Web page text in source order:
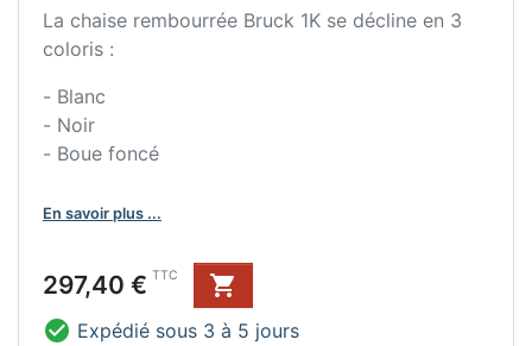
La chaise rembourrée Bruck 1K se décline en 3
coloris :
- Blanc
- Noir
- Boue foncé
En savoir plus ...
Prix
297,40 € TTC

 Expédié sous 3 à 5 jours